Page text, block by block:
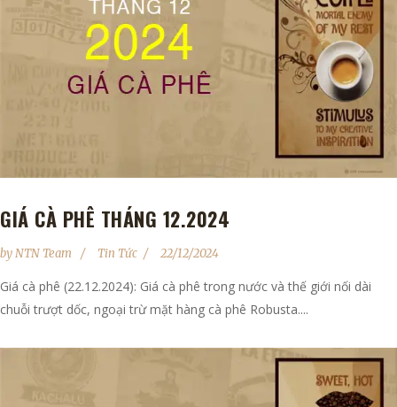
GIÁ CÀ PHÊ THÁNG 12.2024
byNTN Team Tin Tức 22/12/2024
Giá cà phê (22.12.2024): Giá cà phê trong nước và thế giới nối dài
chuỗi trượt dốc, ngoại trừ mặt hàng cà phê Robusta....